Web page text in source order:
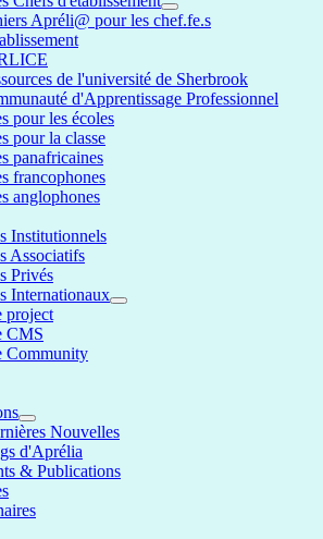
Apréli@ pour les chef.fe.s
de l'université de Sherbrook
d'Apprentissage Professionnel
pour les écoles
pour la classe
panafricaines
francophones
anglophones
Institutionnels
Associatifs
Privés
Internationaux
project
CMS
Community
Nouvelles
d'Aprélia
& Publications